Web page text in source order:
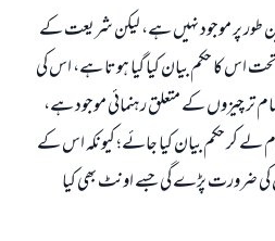
پر موجود نہیں ہے، لیکن شریعت کے
اس کا حکم بیان کیا گیا ہوتا ہے، اس کی
تر چیزوں کے متعلق رہنمائی موجود ہے،
لے کر حکم بیان کیا جائے؛ کیونکہ اس کے
ضرورت پڑے گی جسے اونٹ بھی کیا